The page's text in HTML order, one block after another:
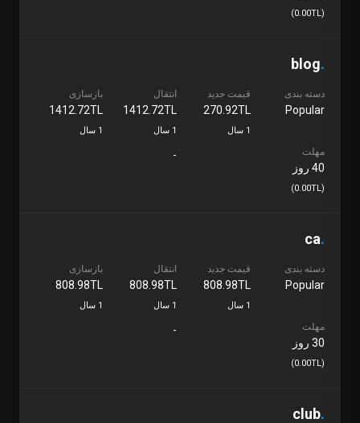
(0.00TL)
.
blog
دسته بندی
Popular
قیمت جدید
270.92TL
1 سال
انتقال
1412.72TL
1 سال
بازسازی
1412.72TL
1 سال
مهلت
40 روز
(0.00TL)
-
.
ca
دسته بندی
Popular
قیمت جدید
808.98TL
1 سال
انتقال
808.98TL
1 سال
بازسازی
808.98TL
1 سال
مهلت
30 روز
(0.00TL)
-
.
club